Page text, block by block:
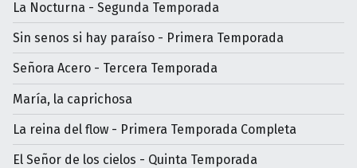
La Nocturna - Segunda Temporada
Sin senos si hay paraíso - Primera Temporada
Señora Acero - Tercera Temporada
María, la caprichosa
La reina del flow - Primera Temporada Completa
El Señor de los cielos - Quinta Temporada